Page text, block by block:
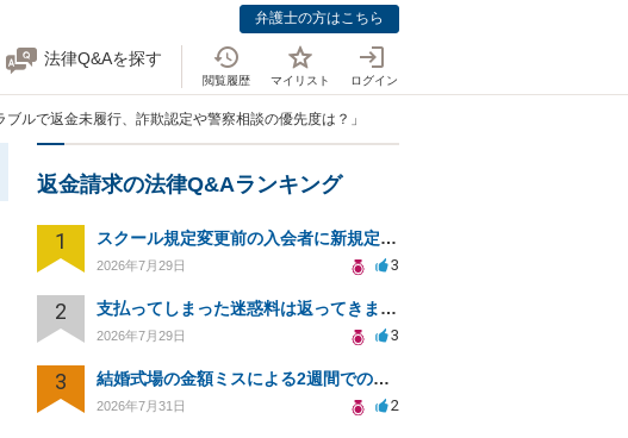
弁護士の方はこちら
法律Q&Aを探す
閲覧履歴 マイリスト ログイン
ブルで返金未履行、詐欺認定や警察相談の優先度は？」
返金請求の法律Q&Aランキング
1 スクール規定変更前の入会者に新規定は適用されるのか
2026年7月29日 3
2 支払ってしまった迷惑料は返ってきますか？
2026年7月29日 3
3 結婚式場の金額ミスによる2週間での解約。キャンセル料10万円の免除は可能か。
2026年7月31日 2